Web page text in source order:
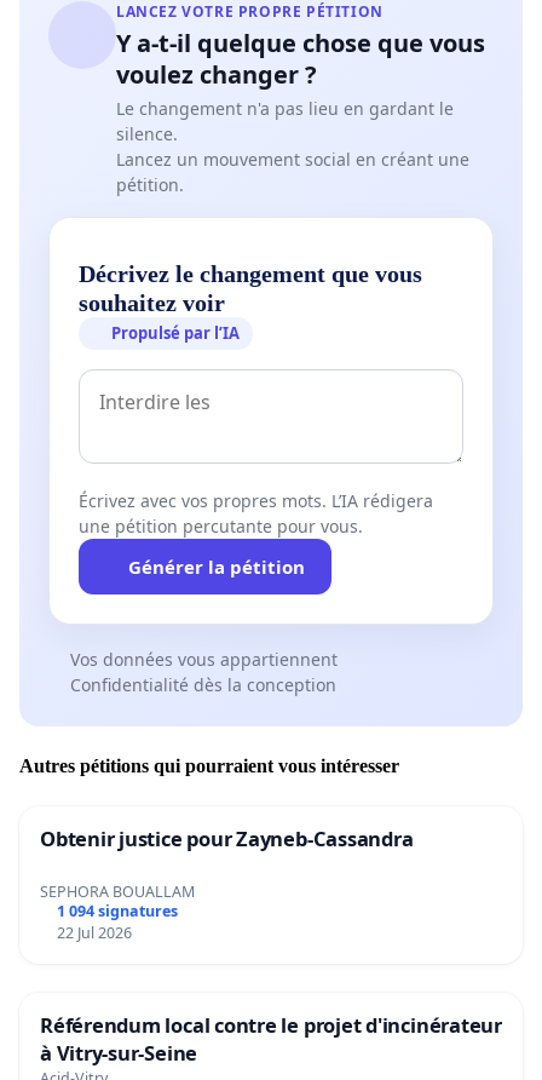
LANCEZ VOTRE PROPRE PÉTITION
Y a-t-il quelque chose que vous
voulez changer ?
Le changement n'a pas lieu en gardant le
silence.
Lancez un mouvement social en créant une
pétition.
Décrivez le changement que vous
souhaitez voir
Propulsé par l’IA
Écrivez avec vos propres mots. L’IA rédigera
une pétition percutante pour vous.
Générer la pétition
Vos données vous appartiennent
Confidentialité dès la conception
Autres pétitions qui pourraient vous intéresser
Obtenir justice pour Zayneb-Cassandra
SEPHORA BOUALLAM
1 094 signatures
22 Jul 2026
Référendum local contre le projet d'incinérateur
à Vitry-sur-Seine